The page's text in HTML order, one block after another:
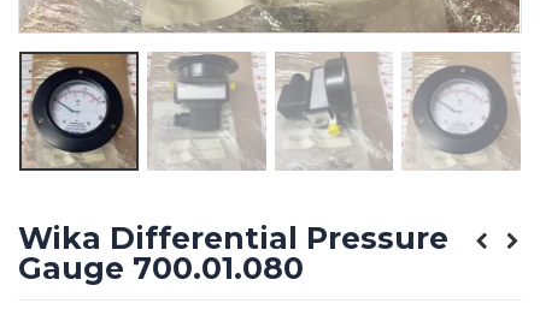
Wika Differential Pressure
Gauge 700.01.080